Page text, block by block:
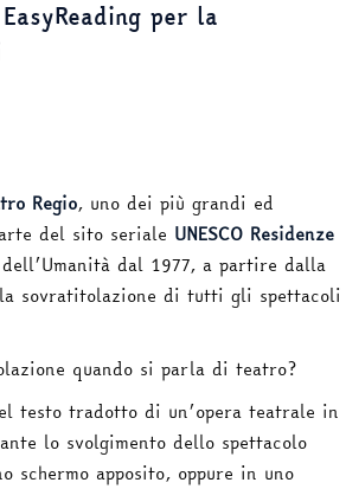
per la
Regio, uno dei più grandi ed
del sito seriale UNESCO Residenze
dal 1977, a partire dalla
sovratitolazione di tutti gli spettacoli
quando si parla di teatro?
testo tradotto di un’opera teatrale in
lo svolgimento dello spettacolo
apposito, oppure in uno